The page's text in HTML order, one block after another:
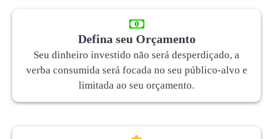
Defina seu Orçamento
Seu dinheiro investido não será desperdiçado, a
verba consumida será focada no seu público-alvo e
limitada ao seu orçamento.